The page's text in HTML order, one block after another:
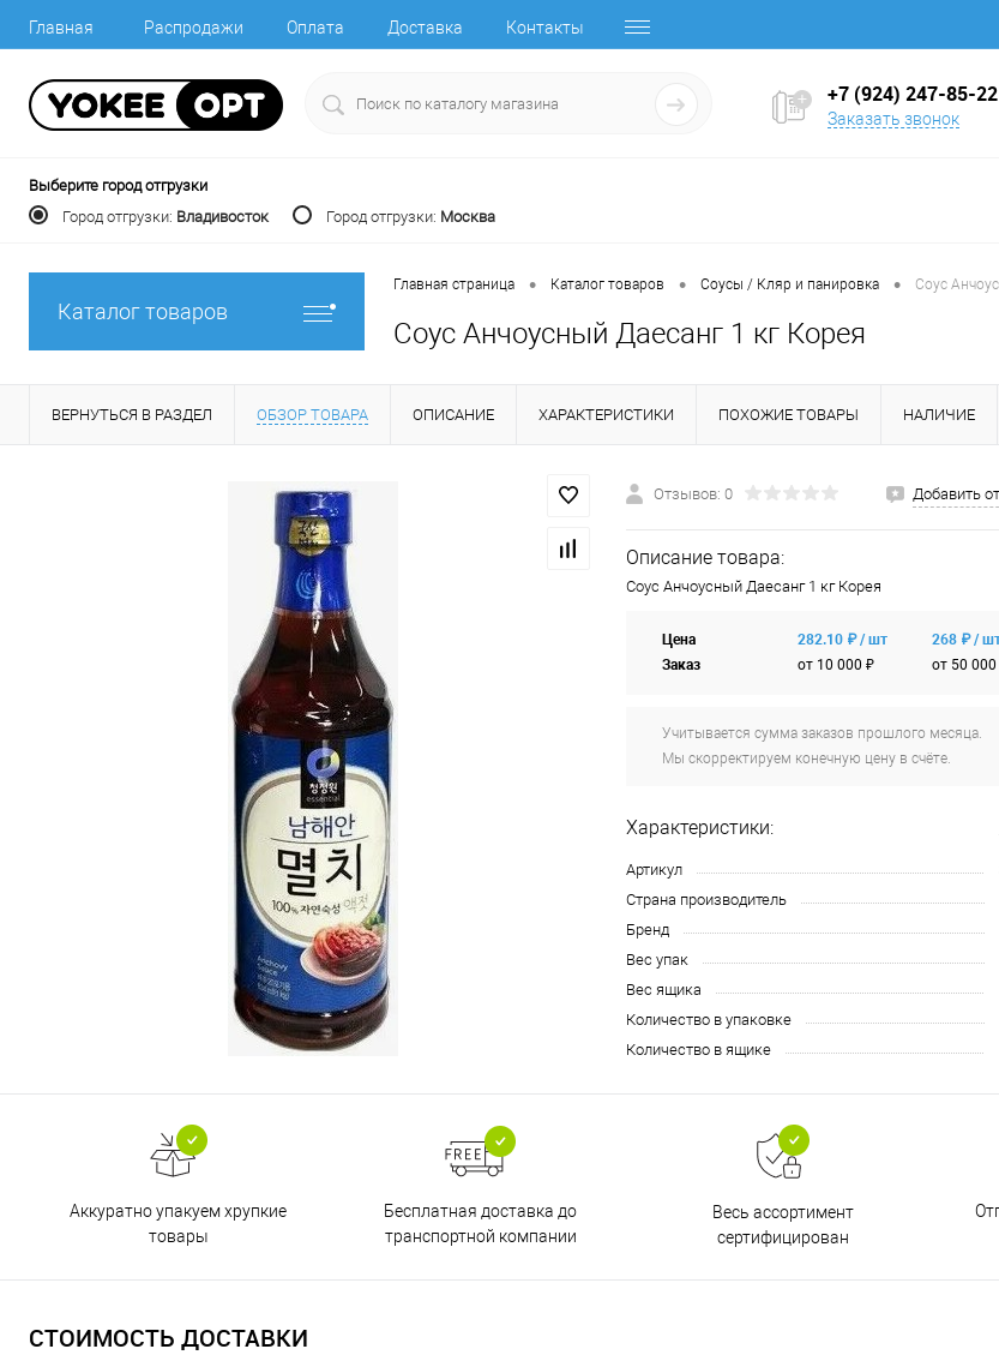
Главная Распродажи Оплата Доставка Контакты
+7 (924) 247-85-22
Заказать звонок
Выберите город отгрузки
Город отгрузки: Владивосток Город отгрузки: Москва
Каталог товаров
Главная страница • Каталог товаров • Соусы / Кляр и панировка • Соус
Соус Анчоусный Даесанг 1 кг Корея
ВЕРНУТЬСЯ В РАЗДЕЛ ОБЗОР ТОВАРА ОПИСАНИЕ ХАРАКТЕРИСТИКИ ПОХОЖИЕ ТОВАРЫ НАЛИЧИЕ
Отзывов: 0 Добавить
Описание товара:
Соус Анчоусный Даесанг 1 кг Корея
Цена
Заказ
282.10 ₽ / шт
от 10 000 ₽
268 ₽ /
от 50 000
Учитывается сумма заказов прошлого месяца.
Мы скорректируем конечную цену в счёте.
Характеристики:
Артикул
Страна производитель
Бренд
Вес упак
Вес ящика
Количество в упаковке
Количество в ящике
Аккуратно упакуем хрупкие
товары
Бесплатная доставка до
транспортной компании
Весь ассортимент
сертифицирован
СТОИМОСТЬ ДОСТАВКИ